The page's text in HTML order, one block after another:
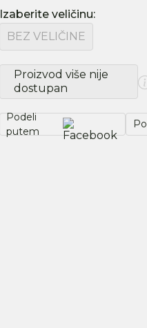
Izaberite veličinu:
BEZ VELIČINE
Proizvod više nije
dostupan
Podeli
putem